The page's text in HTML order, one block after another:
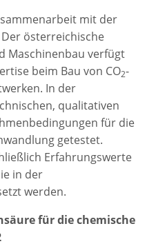
mit der
österreichische
Maschinenbau verfügt
beim Bau von CO2-
In der
qualitativen
für die
getestet.
Erfahrungswerte
in der
werden.
für die chemische